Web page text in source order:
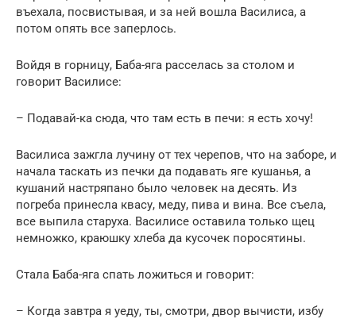
въехала, посвистывая, и за ней вошла Василиса, а
потом опять все заперлось.
Войдя в горницу, Баба-яга расселась за столом и
говорит Василисе:
– Подавай-ка сюда, что там есть в печи: я есть хочу!
Василиса зажгла лучину от тех черепов, что на заборе, и
начала таскать из печки да подавать яге кушанья, а
кушаний настряпано было человек на десять. Из
погреба принесла квасу, меду, пива и вина. Все съела,
все выпила старуха. Василисе оставила только щец
немножко, краюшку хлеба да кусочек поросятины.
Стала Баба-яга спать ложиться и говорит:
– Когда завтра я уеду, ты, смотри, двор вычисти, избу